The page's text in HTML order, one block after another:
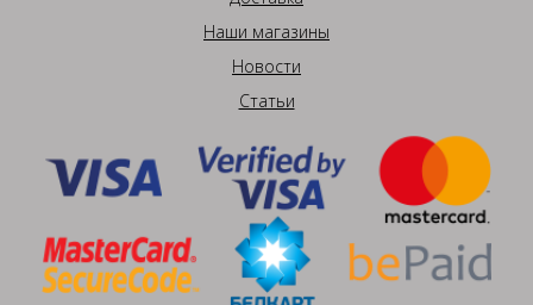
Наши магазины
Новости
Статьи